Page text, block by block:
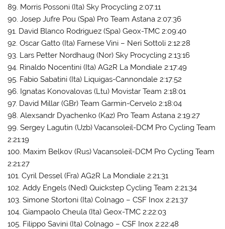
89. Morris Possoni (Ita) Sky Procycling 2:07:11
90. Josep Jufre Pou (Spa) Pro Team Astana 2:07:36
91. David Blanco Rodriguez (Spa) Geox-TMC 2:09:40
92. Oscar Gatto (Ita) Farnese Vini – Neri Sottoli 2:12:28
93. Lars Petter Nordhaug (Nor) Sky Procycling 2:13:16
94. Rinaldo Nocentini (Ita) AG2R La Mondiale 2:17:49
95. Fabio Sabatini (Ita) Liquigas-Cannondale 2:17:52
96. Ignatas Konovalovas (Ltu) Movistar Team 2:18:01
97. David Millar (GBr) Team Garmin-Cervelo 2:18:04
98. Alexsandr Dyachenko (Kaz) Pro Team Astana 2:19:27
99. Sergey Lagutin (Uzb) Vacansoleil-DCM Pro Cycling Team
2:21:19
100. Maxim Belkov (Rus) Vacansoleil-DCM Pro Cycling Team
2:21:27
101. Cyril Dessel (Fra) AG2R La Mondiale 2:21:31
102. Addy Engels (Ned) Quickstep Cycling Team 2:21:34
103. Simone Stortoni (Ita) Colnago – CSF Inox 2:21:37
104. Giampaolo Cheula (Ita) Geox-TMC 2:22:03
105. Filippo Savini (Ita) Colnago – CSF Inox 2:22:48